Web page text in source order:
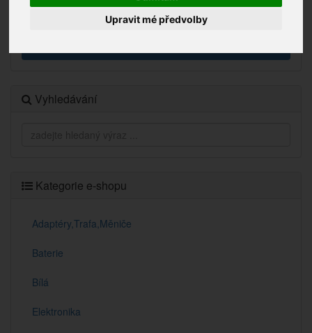
Upravit mé předvolby
Vyhledávání
Kategorie e-shopu
Adaptéry,Trafa,Měniče
Baterie
Bílá
Elektronika